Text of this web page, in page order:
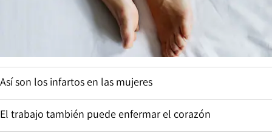
Así son los infartos en las mujeres
El trabajo también puede enfermar el corazón